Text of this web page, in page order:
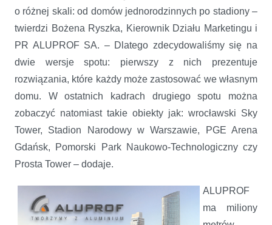
o różnej skali: od domów jednorodzinnych po stadiony –
twierdzi Bożena Ryszka, Kierownik Działu Marketingu i
PR ALUPROF SA. – Dlatego zdecydowaliśmy się na
dwie wersje spotu: pierwszy z nich prezentuje
rozwiązania, które każdy może zastosować we własnym
domu. W ostatnich kadrach drugiego spotu można
zobaczyć natomiast takie obiekty jak: wrocławski Sky
Tower, Stadion Narodowy w Warszawie, PGE Arena
Gdańsk, Pomorski Park Naukowo-Technologiczny czy
Prosta Tower – dodaje.
ALUPROF
ma miliony